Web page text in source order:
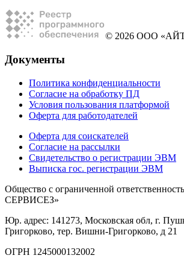
© 2026 ООО
Документы
Политика конфиденциальности
Согласие на обработку ПД
Условия пользования платформой
Оферта для работодателей
Оферта для соискателей
Согласие на рассылки
Свидетельство о регистрации ЭВМ
Выписка гос. регистрации ЭВМ
Общество с ограниченной
СЕРВИСЕЗ»
Юр. адрес: 141273, Московская обл, г.
Григорково, тер. Вишни-Григорково, д 21
ОГРН 1245000132002